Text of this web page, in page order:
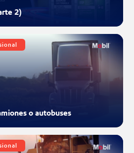
2)
o autobuses